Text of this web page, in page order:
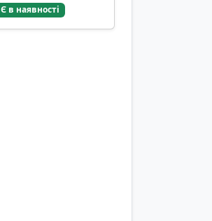
Є в наявності